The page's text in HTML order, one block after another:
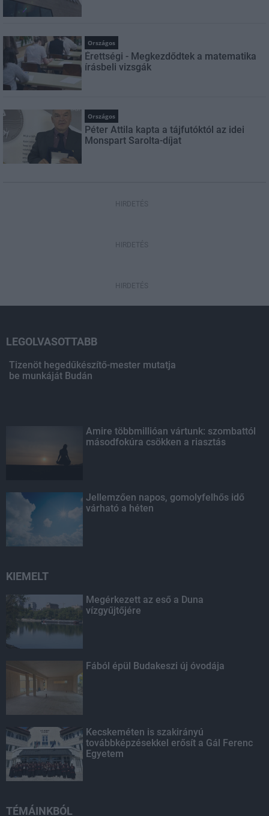
Országos
Érettségi - Megkezdődtek a matematika
írásbeli vizsgák
Országos
Péter Attila kapta a tájfutóktól az idei
Monspart Sarolta-díjat
HIRDETÉS
HIRDETÉS
HIRDETÉS
LEGOLVASOTTABB
Tizenöt hegedűkészítő-mester mutatja
be munkáját Budán
Amire többmillióan vártunk: szombattól
másodfokúra csökken a riasztás
Jellemzően napos, gomolyfelhős idő
várható a héten
KIEMELT
Megérkezett az eső a Duna
vízgyűjtőjére
Fából épül Budakeszi új óvodája
Kecskeméten is szakirányú
továbbképzésekkel erősít a Gál Ferenc
Egyetem
TÉMÁINKBÓL